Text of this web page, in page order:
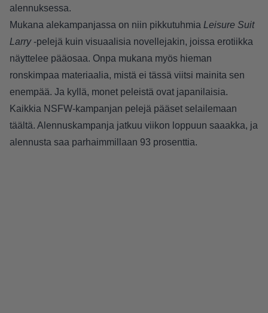
alennuksessa.
Mukana alekampanjassa on niin pikkutuhmia Leisure Suit
Larry-pelejä kuin visuaalisia novellejakin, joissa erotiikka
näyttelee pääosaa. Onpa mukana myös hieman
ronskimpaa materiaalia, mistä ei tässä viitsi mainita sen
enempää. Ja kyllä, monet peleistä ovat japanilaisia.
Kaikkia NSFW-kampanjan pelejä pääset selailemaan
täältä. Alennuskampanja jatkuu viikon loppuun saaakka, ja
alennusta saa parhaimmillaan 93 prosenttia.